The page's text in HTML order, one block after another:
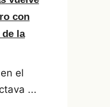
con
la
el
...